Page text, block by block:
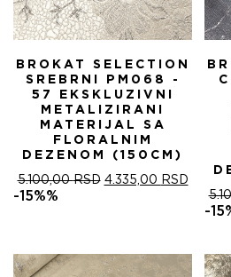
BROKAT SELECTION
SREBRNI PM068 -
57 EKSKLUZIVNI
METALIZIRANI
MATERIJAL SA
FLORALNIM
DEZENOM (150CM)
5.100,00RSD ОРИГИНАЛНА
4.335,00 RSD
ЦЕНА
-15%%
-